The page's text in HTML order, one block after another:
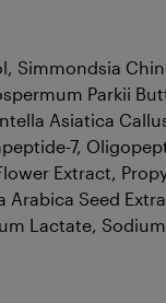
Simmondsia
Parkii
Asiatica
7,
Extract,
Seed
Lactate,